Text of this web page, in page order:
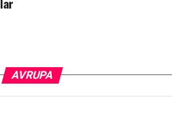
AVRUPA